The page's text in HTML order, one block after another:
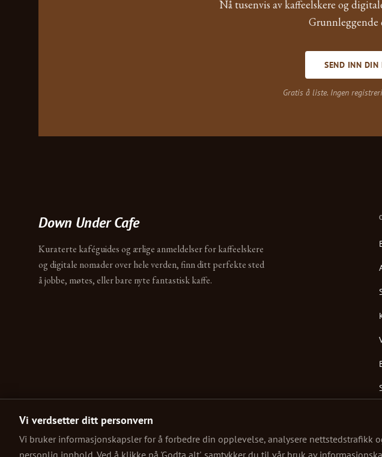
Nå tusenvis av kaffeelskere og
SEND INN DIN
Gratis å liste. Ingen
Down Under Cafe
Kuraterte kaféguides og ærlige anmeldelser for kaffeelskere
og digitale nomader over hele verden, finn ditt perfekte sted
å jobbe, møtes, eller bare nyte fantastisk kaffe.
Vi verdsetter ditt personvern
Vi bruker informasjonskapsler for å forbedre din opplevelse, analysere nettstedstrafikk
personlig innhold. Ved å klikke på 'Godta alt', samtykker du til vår bruk av